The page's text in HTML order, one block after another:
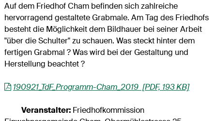
Auf dem Friedhof Cham befinden sich zahlreiche
hervorragend gestaltete Grabmale. Am Tag des Friedhofs
besteht die Möglichkeit dem Bildhauer bei seiner Arbeit
"über die Schulter" zu schauen. Was steckt hinter dem
fertigen Grabmal ? Was wird bei der Gestaltung und
Herstellung beachtet ?
190921_TdF_Programm-Cham_2019 [PDF, 193 KB]
Veranstalter: Friedhofkommission